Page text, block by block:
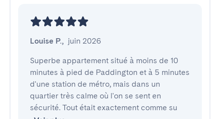
Louise P., juin 2026
Superbe appartement situé à moins de 10
minutes à pied de Paddington et à 5 minutes
d'une station de métro, mais dans un
quartier très calme où l'on se sent en
sécurité. Tout était exactement comme su